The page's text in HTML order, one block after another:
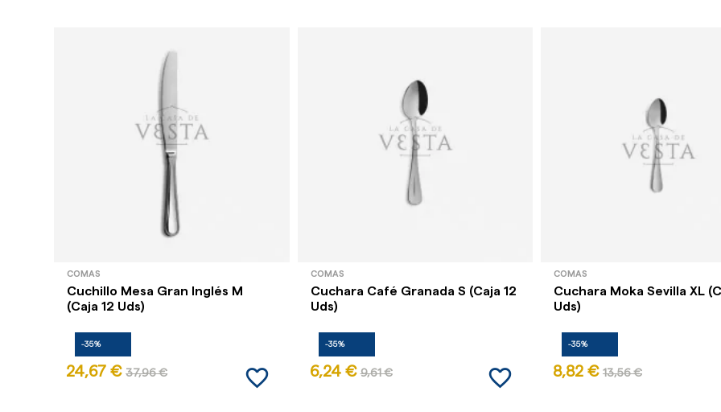
COMAS
Cuchillo Mesa Gran Inglés M
(Caja 12 Uds)
-35%
24,67 € 37,96 € favorite_border
COMAS
Cuchara Café Granada S (Caja 12
Uds)
-35%
6,24 € 9,61 € favorite_border
COMAS
Cuchara Moka Sevilla XL
Uds)
-35%
8,82 € 13,56 €